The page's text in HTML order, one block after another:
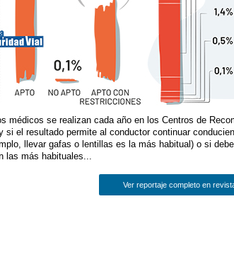
médicos se realizan cada año en los Centros de
el resultado permite al conductor continuar
llevar gafas o lentillas es la más habitual) o si
las más habituales...
Ver reportaje completo en